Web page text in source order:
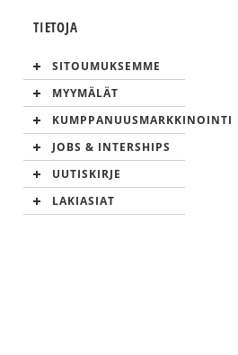
TIETOJA
SITOUMUKSEMME
MYYMÄLÄT
KUMPPANUUSMARKKINOINTI
JOBS & INTERSHIPS
UUTISKIRJE
LAKIASIAT